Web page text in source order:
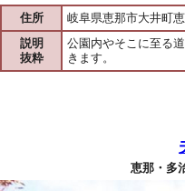
住所
岐阜県恵那市大井町
説明
抜粋
公園内やそこに至る
きます。
恵那・多